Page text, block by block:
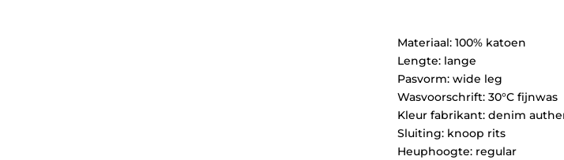
Materiaal: 100% katoen
Lengte: lange
Pasvorm: wide leg
Wasvoorschrift: 30°C fijnwas
Kleur fabrikant: denim
Sluiting: knoop rits
Heuphoogte: regular